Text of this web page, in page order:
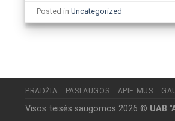
Posted inUncategorized
PRADŽIA PASLAUGOS APIE MUS
Visos teisės saugomos 2026 © UAB